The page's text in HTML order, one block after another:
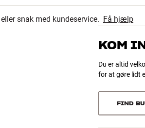
snak med kundeservice. Få hjælp
KOM
Du er altid
for at gøre lidt
FIND